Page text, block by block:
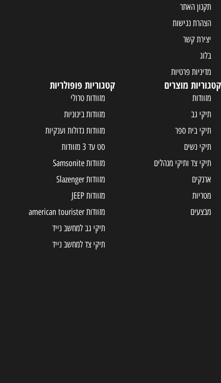
תקנון האתר
הצהרת נגישות
יצירת קשר
בלוג
מדיניות פרטיות
קטגוריות מוצרים
מזוודות
תיקי גב
תיקי בית ספר
תיקי נשים
תיקי צד ותיקי מנהלים
ארנקים
מטריות
מבצעים
קטגוריות פופולריות
מזוודות טרולי
מזוודות בינוניות
מזוודות גדולות וענקיות
סט עד 3 מזוודות
מזוודות Samsonite
מזוודות Slazenger
מזוודות JEEP
מזוודות american tourister
תיקי גב למחשב נייד
תיקי צד למחשב נייד